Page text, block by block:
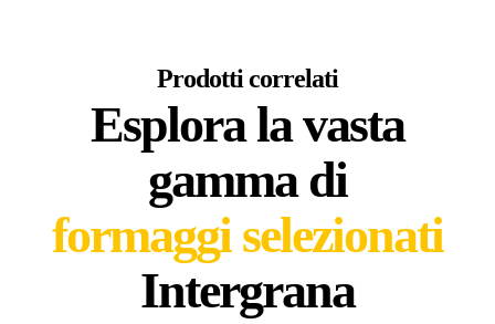
Prodotti correlati
Esplora la vasta
gamma di
formaggi selezionati
Intergrana